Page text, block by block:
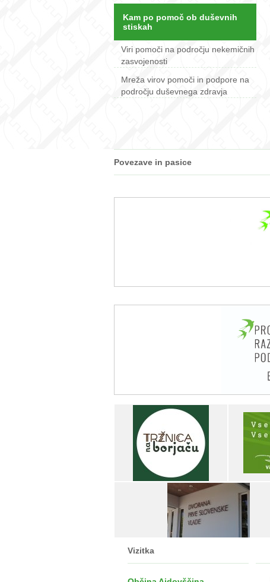
Kam po pomoč ob duševnih
stiskah
Viri pomoči na področju nekemičnih
zasvojenosti
Mreža virov pomoči in podpore na
področju duševnega zdravja
Povezave in pasice
Vizitka